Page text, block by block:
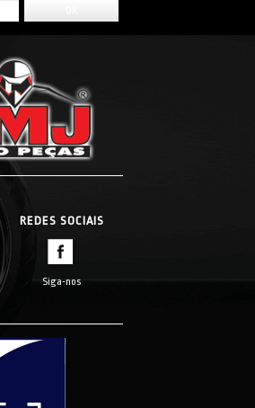
REDES SOCIAIS
Siga-nos